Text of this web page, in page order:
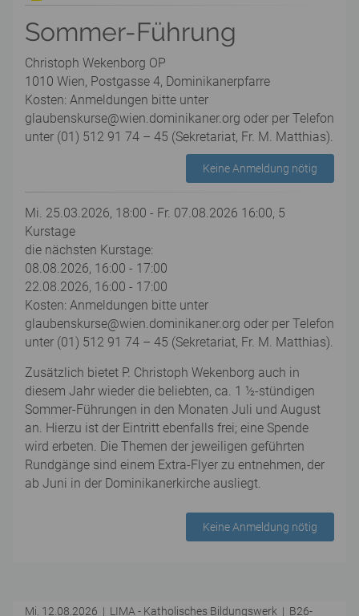
Sommer-Führung
Christoph Wekenborg OP
1010 Wien, Postgasse 4, Dominikanerpfarre
Kosten: Anmeldungen bitte unter
glaubenskurse@wien.dominikaner.org oder per Telefon
unter (01) 512 91 74 – 45 (Sekretariat, Fr. M. Matthias).
Keine Anmeldung nötig
Mi. 25.03.2026, 18:00 - Fr. 07.08.2026 16:00, 5
Kurstage
die nächsten Kurstage:
08.08.2026, 16:00 - 17:00
22.08.2026, 16:00 - 17:00
Kosten: Anmeldungen bitte unter
glaubenskurse@wien.dominikaner.org oder per Telefon
unter (01) 512 91 74 – 45 (Sekretariat, Fr. M. Matthias).
Zusätzlich bietet P. Christoph Wekenborg auch in
diesem Jahr wieder die beliebten, ca. 1 ½-stündigen
Sommer-Führungen in den Monaten Juli und August
an. Hierzu ist der Eintritt ebenfalls frei; eine Spende
wird erbeten. Die Themen der jeweiligen geführten
Rundgänge sind einem Extra-Flyer zu entnehmen, der
ab Juni in der Dominikanerkirche ausliegt.
Keine Anmeldung nötig
Mi. 12.08.2026 | LIMA - Katholisches Bildungswerk | B26-